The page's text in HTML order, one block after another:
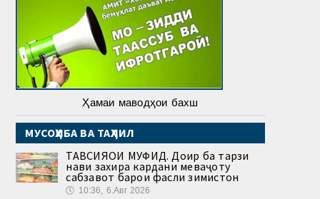
Ҳамаи маводҳои бахш
МУСОҲИБА ВА ТАҲЛИЛ
ТАВСИЯҲОИ МУФИД. Доир ба тарзи
нави захира кардани меваҷоту
сабзавот барои фасли зимистон
🕔 10:36, 6.Авг 2026